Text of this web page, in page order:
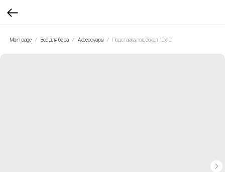
Main page Всё для бара Аксессуары Подставка под бокал, 10х10